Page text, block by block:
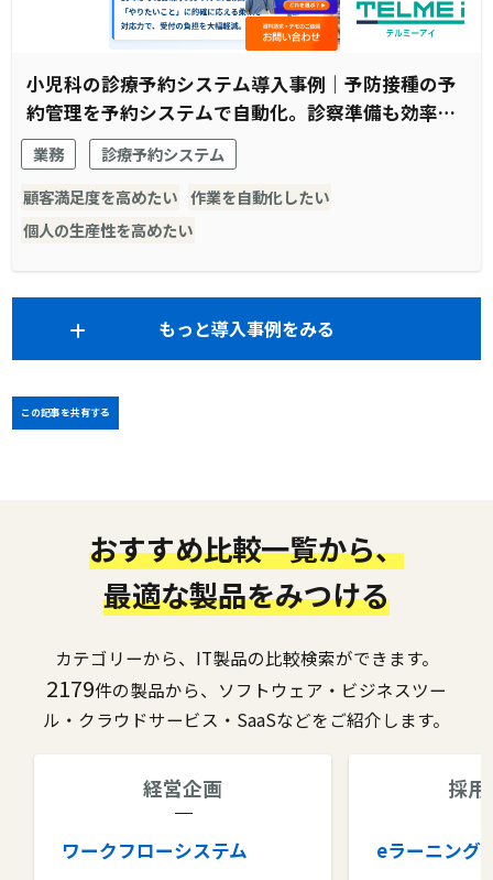
小児科の診療予約システム導入事例｜予防接種の予
約管理を予約システムで自動化。診察準備も効率化
され窓口受付業務全体がスムーズに。
業務
診療予約システム
顧客満足度を高めたい 作業を自動化したい
個人の生産性を高めたい
もっと導入事例をみる
この記事を共有する
おすすめ比較一覧から、
最適な製品をみつける
カテゴリーから、IT製品の比較検索ができます。
2179件の製品から、ソフトウェア・ビジネスツー
ル・クラウドサービス・SaaSなどをご紹介します。
経営企画
ワークフローシステム
採
eラーニング